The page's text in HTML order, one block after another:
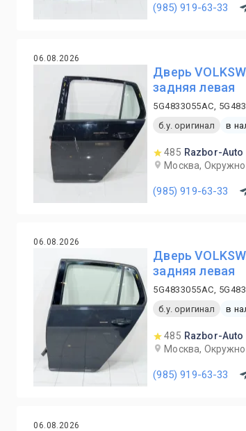
(985) 919-63-33
06.08.2026
Дверь
задняя левая
5G4833055AC,
б.у. оригинал
в
485 Razbor-Auto
Москва,
(985) 919-63-33
06.08.2026
Дверь
задняя левая
5G4833055AC,
б.у. оригинал
в
485 Razbor-Auto
Москва,
(985) 919-63-33
06.08.2026